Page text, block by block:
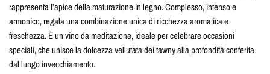
rappresenta l’apice della maturazione in legno. Complesso, intenso e
armonico, regala una combinazione unica di ricchezza aromatica e
freschezza. È un vino da meditazione, ideale per celebrare occasioni
speciali, che unisce la dolcezza vellutata dei tawny alla profondità conferita
dal lungo invecchiamento.